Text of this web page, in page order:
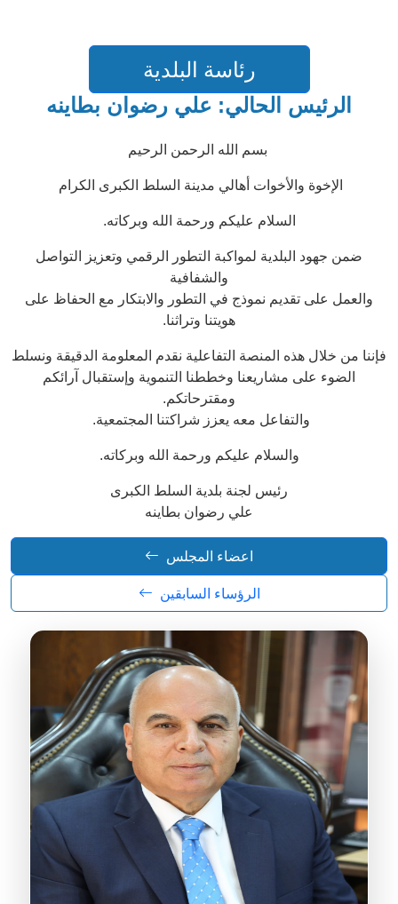
رئاسة البلدية
الرئيس الحالي: علي رضوان بطاينه
بسم الله الرحمن الرحيم
الإخوة والأخوات أهالي مدينة السلط الكبرى الكرام
السلام عليكم ورحمة الله وبركاته.
ضمن جهود البلدية لمواكبة التطور الرقمي وتعزيز التواصل
والشفافية
والعمل على تقديم نموذج في التطور والابتكار مع الحفاظ على
هويتنا وتراثنا.
فإننا من خلال هذه المنصة التفاعلية نقدم المعلومة الدقيقة ونسلط
الضوء على مشاريعنا وخططنا التنموية وإستقبال آرائكم
ومقترحاتكم.
والتفاعل معه يعزز شراكتنا المجتمعية.
والسلام عليكم ورحمة الله وبركاته.
رئيس لجنة بلدية السلط الكبرى
علي رضوان بطاينه
اعضاء المجلس
الرؤساء السابقين